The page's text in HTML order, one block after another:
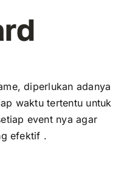
diperlukan adanya
waktu tertentu untuk
event nya agar
efektif .